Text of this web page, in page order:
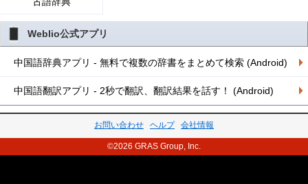
Weblio公式アプリ
中国語辞典アプリ - 無料で複数の辞書をまとめて検索 (Android)
中国語翻訳アプリ - 2秒で翻訳、翻訳結果を話す！ (Android)
お問い合わせ ヘルプ 会社情報
©2026 GRAS Group, Inc.